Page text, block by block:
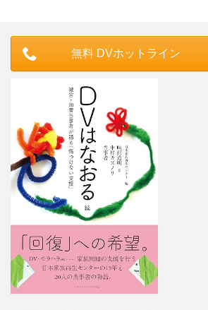
無料 DVホットライン